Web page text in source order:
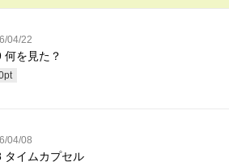
04/22
何を見た？
pt
04/08
タイムカプセル